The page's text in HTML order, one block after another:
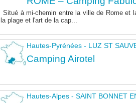
Situé à mi-chemin entre la ville de Rome et
la plage et l'art de la cap...
Hautes-Pyrénées - LUZ ST
Camping Airotel
Hautes-Alpes - SAINT BONNET